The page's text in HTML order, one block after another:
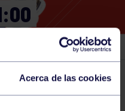
Acerca de las cookies